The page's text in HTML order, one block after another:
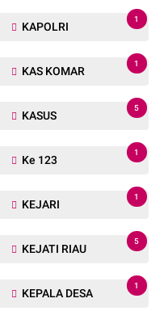
KAPOLRI
1
KAS KOMAR
1
KASUS
5
Ke 123
1
KEJARI
1
KEJATI RIAU
5
KEPALA DESA
1